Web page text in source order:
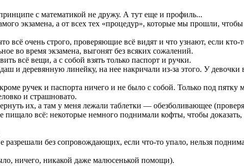
с математикой не дружу. А тут еще и профиль...
экзамена, а от всех тех «процедур», которые мы прошли,
всё очень строго, проверяющие всё видят и что узнают, если
во время экзамена, выгонят без всяких сожалений.
всё вещи, а с собой взять только паспорт и ручки.
и деревянную линейку, на нее накричали из-за этого. У
ручек и паспорта ничего и не было с собой. Только под
и страшновато.
их, а там у меня лежали таблетки — обезболивающее
всё: некоторые немного поднимали кофты, чтобы
разрешали без сопровождающих, если что-то упало, нельзя
ничего, никакой даже малюсенькой помощи).